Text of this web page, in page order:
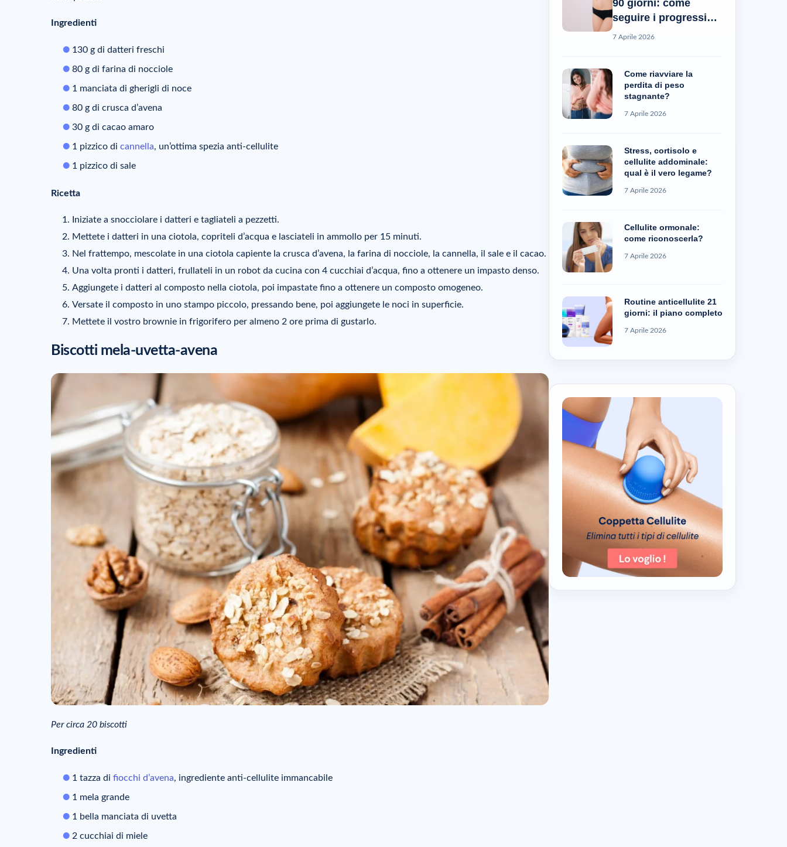
Ingredienti
130 g di datteri freschi
80 g di farina di nocciole
1 manciata di gherigli di noce
80 g di crusca d’avena
30 g di cacao amaro
1 pizzico di cannella, un’ottima spezia anti-cellulite
1 pizzico di sale
Ricetta
Iniziate a snocciolare i datteri e tagliateli a pezzetti.
Mettete i datteri in una ciotola, copriteli d’acqua e lasciateli in ammollo per 15 minuti.
Nel frattempo, mescolate in una ciotola capiente la crusca d’avena, la farina di nocciole, la cannella, il sale e il cacao.
Una volta pronti i datteri, frullateli in un robot da cucina con 4 cucchiai d’acqua, fino a ottenere un impasto denso.
Aggiungete i datteri al composto nella ciotola, poi impastate fino a ottenere un composto omogeneo.
Versate il composto in uno stampo piccolo, pressando bene, poi aggiungete le noci in superficie.
Mettete il vostro brownie in frigorifero per almeno 2 ore prima di gustarlo.
Biscotti mela-uvetta-avena
Per circa 20 biscotti
Ingredienti
1 tazza di fiocchi d’avena, ingrediente anti-cellulite immancabile
1 mela grande
1 bella manciata di uvetta
2 cucchiai di miele
90 giorni: come
seguire i progressi
reali?
7 Aprile 2026
Come riavviare la
perdita di peso
stagnante?
7 Aprile 2026
Stress, cortisolo e
cellulite addominale:
qual è il vero legame?
7 Aprile 2026
Cellulite ormonale:
come riconoscerla?
7 Aprile 2026
Routine anticellulite 21
giorni: il piano completo
7 Aprile 2026